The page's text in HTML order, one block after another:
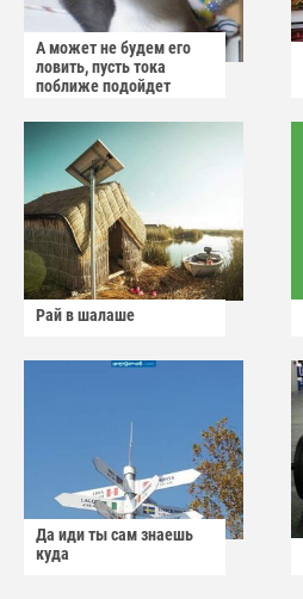
А может не будем его
ловить, пусть тока
поближе подойдет
Рай в шалаше
Да иди ты сам знаешь
куда